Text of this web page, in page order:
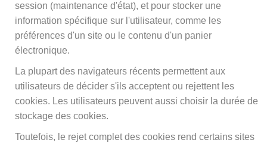
session (maintenance d'état), et pour stocker une
information spécifique sur l'utilisateur, comme les
préférences d'un site ou le contenu d'un panier
électronique.
La plupart des navigateurs récents permettent aux
utilisateurs de décider s'ils acceptent ou rejettent les
cookies. Les utilisateurs peuvent aussi choisir la durée de
stockage des cookies.
Toutefois, le rejet complet des cookies rend certains sites